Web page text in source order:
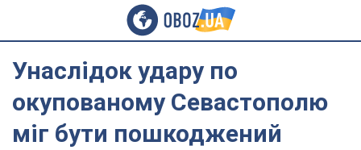
Унаслідок удару по
окупованому Севастополю
міг бути пошкоджений